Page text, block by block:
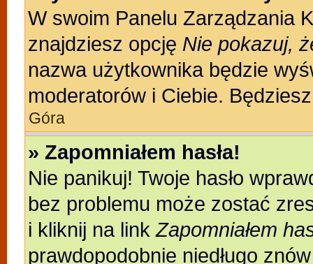
W swoim Panelu Zarządzania
znajdziesz opcję Nie pokazuj,
nazwa użytkownika będzie
moderatorów i Ciebie.
Góra
» Zapomniałem hasła!
Nie panikuj! Twoje hasło
bez problemu może zostać
i kliknij na linkZapomniałem
prawdopodobnie niedługo